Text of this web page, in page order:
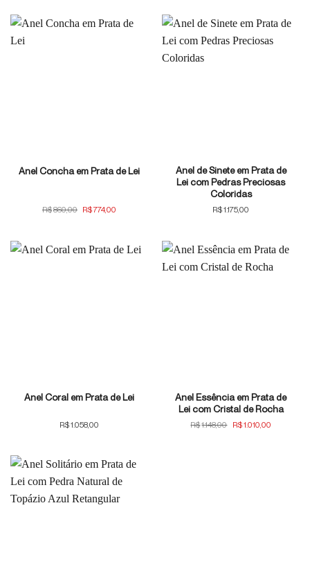
R$1.319,00.R$1.160,00.
Anel Concha em Prata de Lei
R$860,00 O
preço
R$860,00.
R$774,00
R$774,00.
Anel de Sinete em Prata de
Lei com Pedras Preciosas
Coloridas
R$1.175,00
Anel Coral em Prata de Lei
R$1.058,00
Anel Essência em Prata de
Lei com Cristal de Rocha
R$1.148,00 O
preço
R$1.010,00O